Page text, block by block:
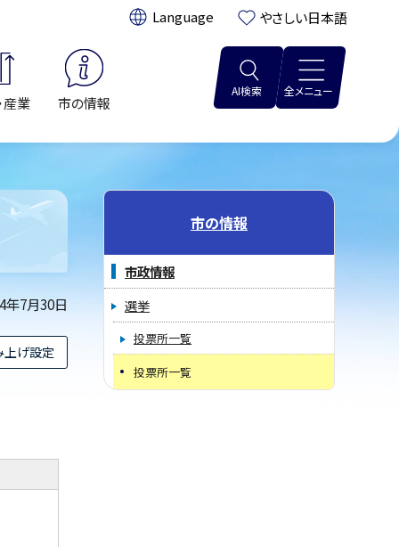
翻訳: やさしい日本語
産業 市の情報
AI検索 全メニュー
年7月30日
上げ設定
市の情報
市政情報
選挙
投票所一覧
投票所一覧